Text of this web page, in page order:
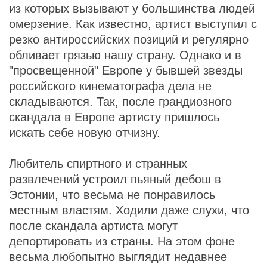
из которых вызывают у большинства людей
омерзение. Как известно, артист выступил с
резко антироссийских позиций и регулярно
обливает грязью нашу страну. Однако и в
"просвещенной" Европе у бывшей звезды
российского кинематографа дела не
складываются. Так, после грандиозного
скандала в Европе артисту пришлось
искать себе новую отчизну.
Любитель спиртного и странных
развлечений устроил пьяный дебош в
Эстонии, что весьма не понравилось
местным властям. Ходили даже слухи, что
после скандала артиста могут
депортировать из страны. На этом фоне
весьма любопытно выглядит недавнее